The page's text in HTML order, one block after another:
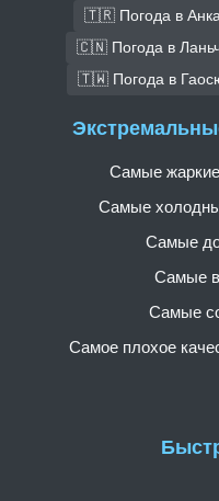
🇹🇷 Погода в
🇨🇳 Погода в
🇹🇼 Погода в
Самые жаркие
Самые
Самые
Самые
Самые
Самое плохое